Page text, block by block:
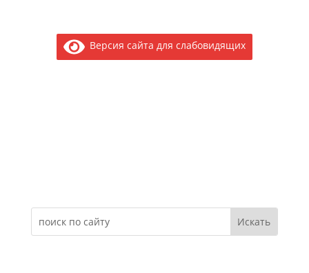
Версия сайта для слабовидящих